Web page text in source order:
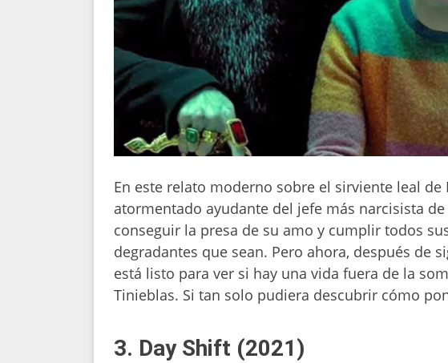
En este relato moderno sobre el sirviente leal de
atormentado ayudante del jefe más narcisista
conseguir la presa de su amo y cumplir todos
degradantes que sean. Pero ahora, después de
está listo para ver si hay una vida fuera de la
Tinieblas. Si tan solo pudiera descubrir cómo
3. Day Shift (2021)